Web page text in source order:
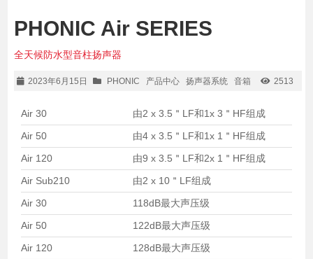
PHONIC Air SERIES
全天候防水型音柱扬声器
2023年6月15日 PHONIC 产品中心 扬声器系统 音箱 2513
Air 30
由2 x 3.5＂LF和1x 3＂HF组成
Air 50
由4 x 3.5＂LF和1x 1＂HF组成
Air 120
由9 x 3.5＂LF和2x 1＂HF组成
Air Sub210
由2 x 10＂LF组成
Air 30
118dB最大声压级
Air 50
122dB最大声压级
Air 120
128dB最大声压级